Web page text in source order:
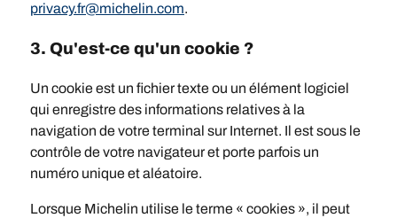
privacy.fr@michelin.com.
3. Qu'est-ce qu'un cookie ?
Un cookie est un fichier texte ou un élément logiciel
qui enregistre des informations relatives à la
navigation de votre terminal sur Internet. Il est sous le
contrôle de votre navigateur et porte parfois un
numéro unique et aléatoire.
Lorsque Michelin utilise le terme « cookies », il peut